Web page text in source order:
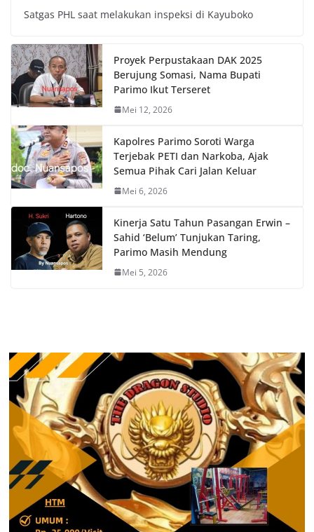
Satgas PHL saat melakukan inspeksi di Kayuboko
Proyek Perpustakaan DAK 2025
Berujung Somasi, Nama Bupati
Parimo Ikut Terseret
Mei 12, 2026
Kapolres Parimo Soroti Warga
Terjebak PETI dan Narkoba, Ajak
Semua Pihak Cari Jalan Keluar
Mei 6, 2026
Kinerja Satu Tahun Pasangan Erwin –
Sahid ‘Belum’ Tunjukan Taring,
Parimo Masih Mendung
Mei 5, 2026